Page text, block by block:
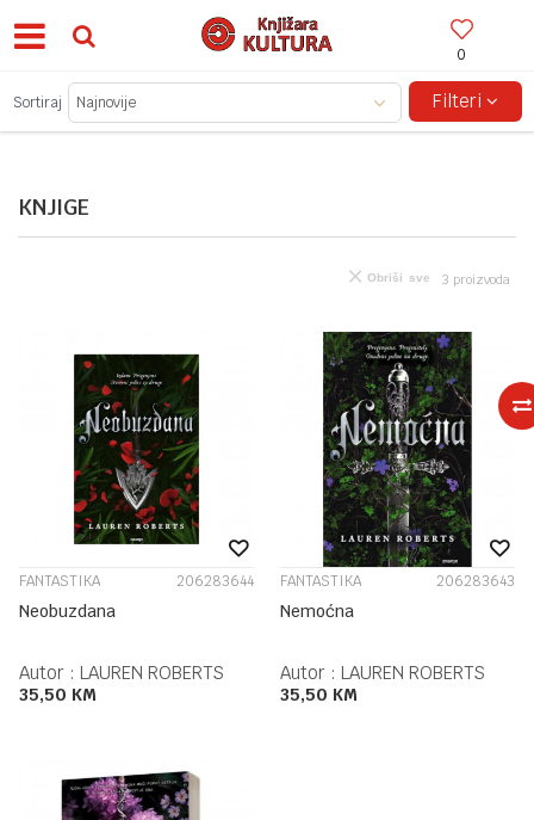
0
BESPLATNA ISPORUKA ZA IZNOSE PREKO 150KM!
KNJIGE
Sortiraj Filteri
3 proizvoda
Obriši sve
FANTASTIKA 206283644
Neobuzdana
Autor : LAUREN ROBERTS
35,50 KM
FANTASTIKA 206283643
Nemoćna
Autor : LAUREN ROBERTS
35,50 KM